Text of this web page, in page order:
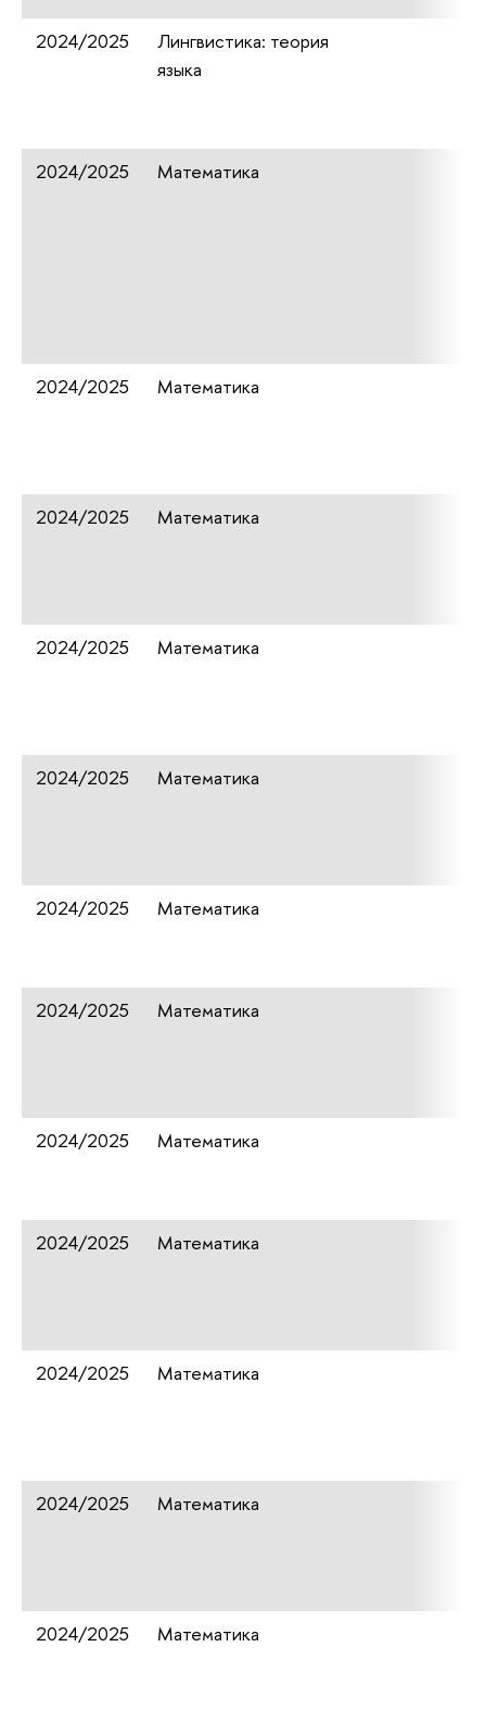
2024/2025
Лингвистика: теория
языка
2024/2025 Математика
2024/2025 Математика
2024/2025 Математика
2024/2025 Математика
2024/2025 Математика
2024/2025 Математика
2024/2025 Математика
2024/2025 Математика
2024/2025 Математика
2024/2025 Математика
2024/2025 Математика
2024/2025 Математика